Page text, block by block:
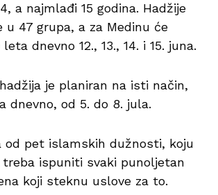
a najmlađi 15 godina. Hadžije
u 47 grupa, a za Medinu će
dnevno 12., 13., 14. i 15. juna.
je planiran na isti način,
dnevno, od 5. do 8. jula.
od pet islamskih dužnosti, koju
ispuniti svaki punoljetan
koji steknu uslove za to.